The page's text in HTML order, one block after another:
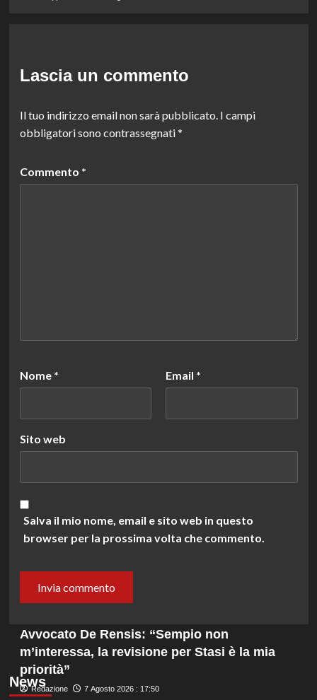
Lascia un commento
Il tuo indirizzo email non sarà pubblicato. I campi
obbligatori sono contrassegnati*
Commento *
Nome * Email *
Sito web
Salva il mio nome, email e sito web in questo
browser per la prossima volta che commento.
News
Avvocato De Rensis: “Sempio non
m’interessa, la revisione per Stasi è la mia
priorità”
Redazione 7 Agosto 2026 : 17:50